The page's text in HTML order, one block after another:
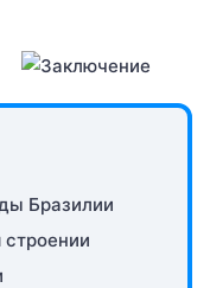
Бразилии